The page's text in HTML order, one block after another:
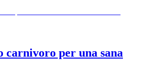
carnivoro per una sana